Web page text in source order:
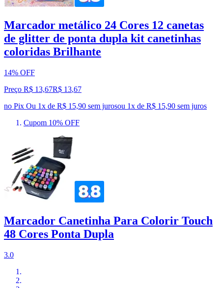
Marcador metálico 24 Cores 12 canetas
de glitter de ponta dupla kit canetinhas
coloridas Brilhante
14% OFF
Preço R$ 13,67R$ 13,67
no Pix Ou 1x de R$ 15,90 sem jurosou 1x de R$ 15,90 sem juros
Cupom 10% OFF
Marcador Canetinha Para Colorir Touch
48 Cores Ponta Dupla
3.0